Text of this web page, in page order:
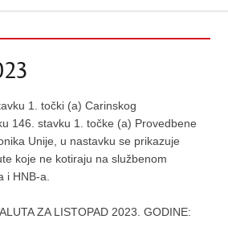
1. točki (a) Carinskog
146. stavku 1. točke (a) Provedbene
Unije, u nastavku se prikazuje
koje ne kotiraju na službenom
i HNB-a.
ZA LISTOPAD 2023. GODINE: